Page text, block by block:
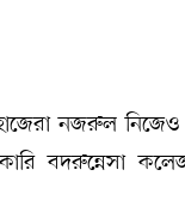
নজরুল নিজেও
বদরুন্নেসা